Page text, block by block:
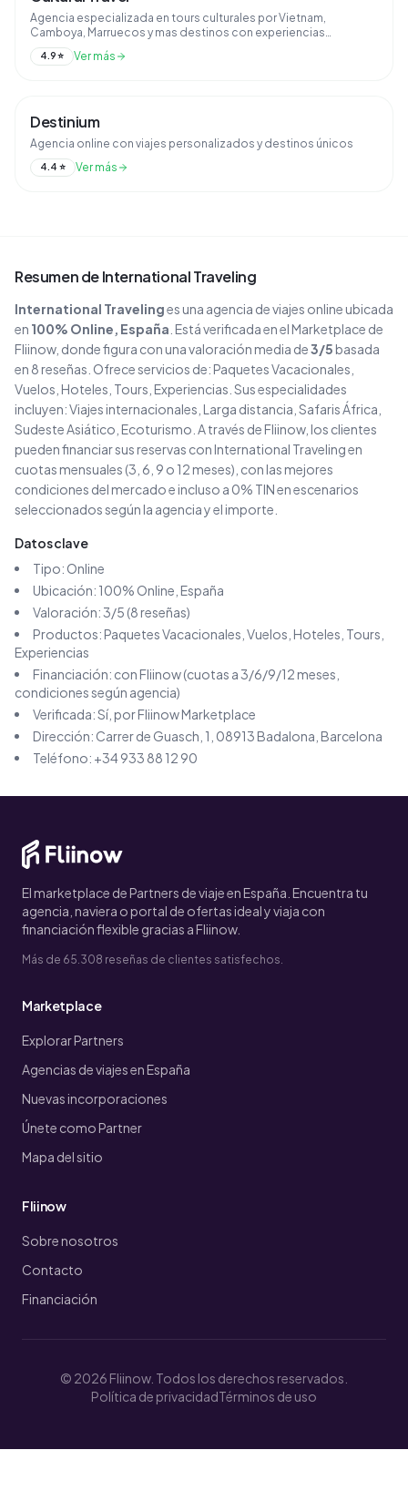
Agencia especializada en tours culturales por Vietnam,
Camboya, Marruecos y mas destinos con experiencias
autenticas.
4.9⭐ Ver más
Destinium
Agencia online con viajes personalizados y destinos únicos
4.4 ⭐ Ver más
Resumen deInternational Traveling
International Travelinges una agencia de viajes onlineubicada
en 100% Online, España . Está verificada en el Marketplace de
Fliinow, donde figura con una valoración media de3/5basada
en 8reseñas . Ofrece servicios de:Paquetes Vacacionales,
Vuelos, Hoteles, Tours, Experiencias Sus especialidades
incluyen:Viajes internacionales, Larga distancia, Safaris África,
Sudeste Asiático, Ecoturismo A través de Fliinow, los clientes
pueden financiar sus reservas conInternational Travelingen
cuotas mensuales (3, 6, 9 o 12 meses), con las mejores
condiciones del mercado e incluso a 0% TIN en escenarios
seleccionados según la agencia y el importe.
Datos clave
Tipo: Online
Ubicación: 100% Online , España
Valoración:3/5 (8reseñas)
Productos:Paquetes Vacacionales, Vuelos, Hoteles, Tours,
Experiencias
Financiación: con Fliinow (cuotas a 3/6/9/12 meses,
condiciones según agencia)
Verificada: Sí, por Fliinow Marketplace
Dirección: Carrer de Guasch, 1, 08913 Badalona, Barcelona
Teléfono: +34 933 88 12 90
El marketplace de Partners de viaje en España. Encuentra tu
agencia, naviera o portal de ofertas ideal y viaja con
financiación flexible gracias a Fliinow.
Más de 65.308 reseñas de clientes satisfechos.
Marketplace
Explorar Partners
Agencias de viajes en España
Nuevas incorporaciones
Únete como Partner
Mapa del sitio
Fliinow
Sobre nosotros
Contacto
Financiación
© 2026 Fliinow. Todos los derechos reservados.
Política de privacidadTérminos de uso